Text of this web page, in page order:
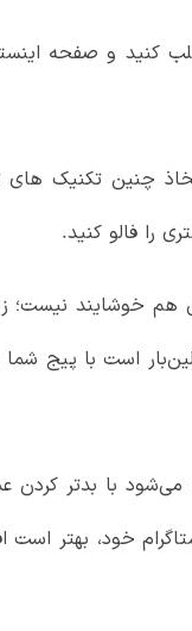
کنید و صفحه
فالوور در اینستاگرام هستید.
را فالو کنید.
خوشایند نیست؛
است با پیج
می‌شود با بدتر
خود، بهتر است